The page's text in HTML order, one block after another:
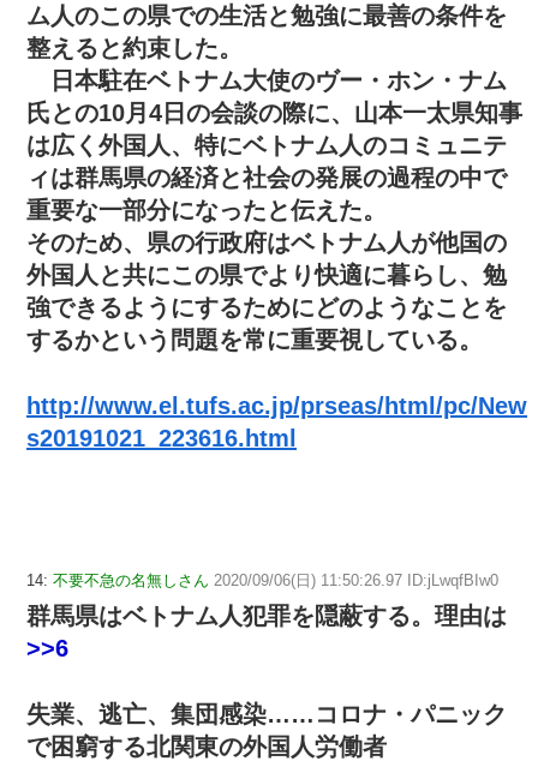
ム人のこの県での生活と勉強に最善の条件を
整えると約束した。
日本駐在ベトナム大使のヴー・ホン・ナム
氏との10月4日の会談の際に、山本一太県知事
は広く外国人、特にベトナム人のコミュニテ
ィは群馬県の経済と社会の発展の過程の中で
重要な一部分になったと伝えた。
そのため、県の行政府はベトナム人が他国の
外国人と共にこの県でより快適に暮らし、勉
強できるようにするためにどのようなことを
するかという問題を常に重要視している。
http://www.el.tufs.ac.jp/prseas/html/pc/New
s20191021_223616.html
14: 不要不急の名無しさん 2020/09/06(日) 11:50:26.97 ID:jLwqfBIw0
群馬県はベトナム人犯罪を隠蔽する。理由は
>>6
失業、逃亡、集団感染……コロナ・パニック
で困窮する北関東の外国人労働者